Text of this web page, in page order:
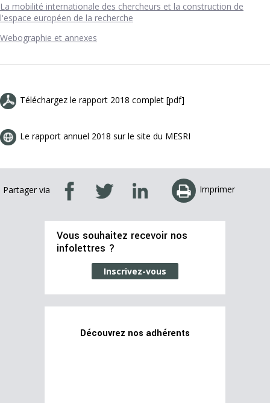
La mobilité internationale des chercheurs et la construction de
l'espace européen de la recherche
Webographie et annexes
Téléchargez le rapport 2018 complet [pdf]
Le rapport annuel 2018 sur le site du MESRI
Partager via Imprimer
Vous souhaitez recevoir nos
infolettres ?
Inscrivez-vous
Découvrez nos adhérents